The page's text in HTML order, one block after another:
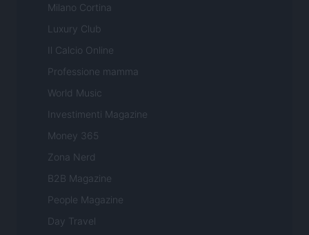
Milano Cortina
Luxury Club
Il Calcio Online
Professione mamma
World Music
Investimenti Magazine
Money 365
Zona Nerd
B2B Magazine
People Magazine
Day Travel